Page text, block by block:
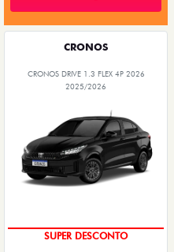
CRONOS
CRONOS DRIVE 1.3 FLEX 4P 2026
2025/2026
BÔNUS DE ATÉ R$ 14 MIL